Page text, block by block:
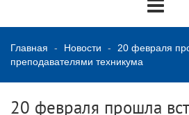
Главная Новости
20 февраля
преподавателями техникума
20 февраля прошла